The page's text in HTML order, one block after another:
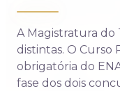
A Magistratura do
distintas. O Curso
obrigatória do
fase dos dois